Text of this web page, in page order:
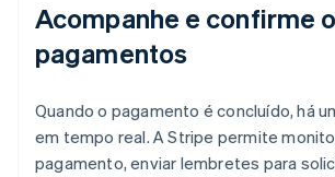
Acompanhe e confirme
pagamentos
Quando o pagamento é concluído, há
em tempo real. A Stripe permite
pagamento, enviar lembretes para